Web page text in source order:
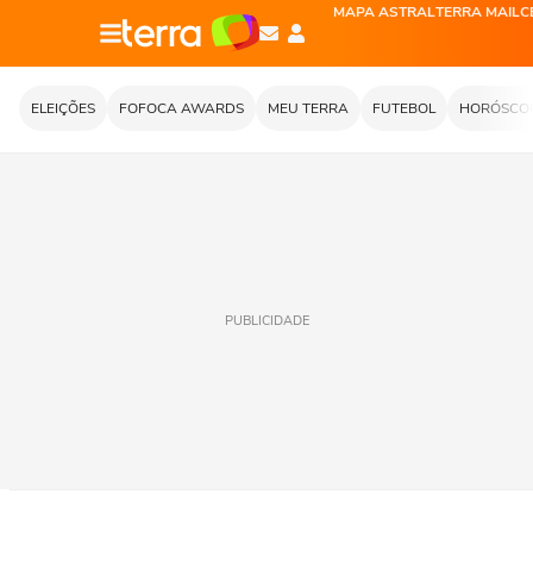
MAPA ASTRALTERRA MAIL
ELEIÇÕES FOFOCA AWARDS MEU TERRA FUTEBOL
PUBLICIDADE